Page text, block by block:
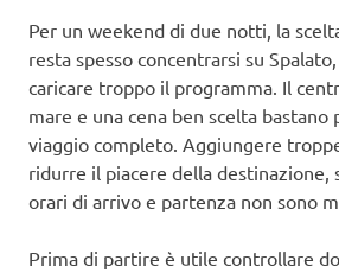
Per un weekend di due notti, la
resta spesso concentrarsi su
caricare troppo il programma. Il
mare e una cena ben scelta bastano
viaggio completo. Aggiungere
ridurre il piacere della destinazione,
orari di arrivo e partenza non sono
Prima di partire è utile controllare